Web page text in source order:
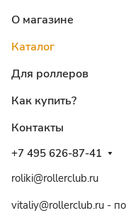
О магазине
Каталог
Для роллеров
Как купить?
Контакты
+7 495 626-87-41
roliki@rollerclub.ru
vitaliy@rollerclub.ru -